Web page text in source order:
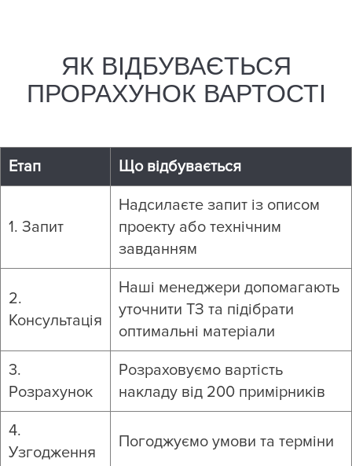
ЯК ВІДБУВАЄТЬСЯ
ПРОРАХУНОК ВАРТОСТІ
Етап Що відбувається
1. Запит
Надсилаєте запит із описом
проекту або технічним
завданням
2.
Консультація
Наші менеджери допомагають
уточнити ТЗ та підібрати
оптимальні матеріали
3.
Розрахунок
Розраховуємо вартість
накладу від 200 примірників
4.
Узгодження
Погоджуємо умови та терміни